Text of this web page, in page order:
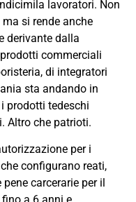
lavoratori. Non
si rende anche
derivante dalla
commerciali
di integratori
sta andando in
prodotti tedeschi
Altro che patrioti.
per i
configurano reati,
carcerarie per il